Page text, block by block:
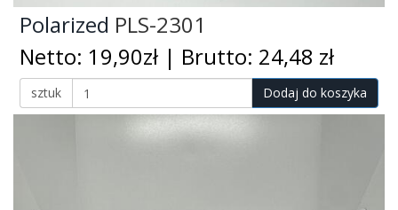
Polarized PLS-2301
Netto: 19,90zł | Brutto: 24,48 zł
sztuk Dodaj do koszyka